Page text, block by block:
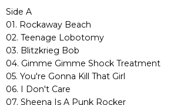
Side A
01. Rockaway Beach
02. Teenage Lobotomy
03. Blitzkrieg Bob
04. Gimme Gimme Shock Treatment
05. You're Gonna Kill That Girl
06. I Don't Care
07. Sheena Is A Punk Rocker